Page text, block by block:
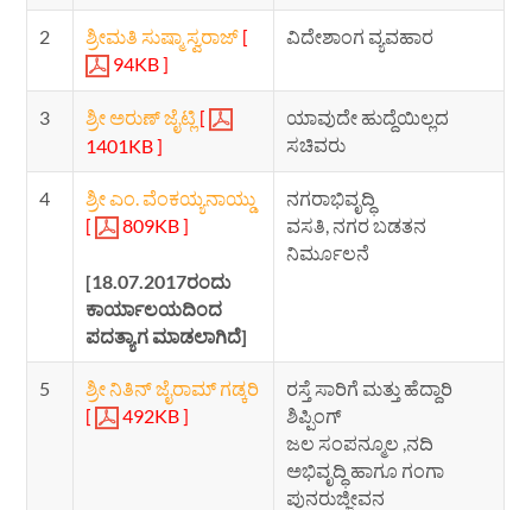
2 ಶ್ರೀಮತಿ ಸುಷ್ಮಾ ಸ್ವರಾಜ್ [
94KB ]
ವಿದೇಶಾಂಗ ವ್ಯವಹಾರ
3 ಶ್ರೀ ಅರುಣ್ ಜೈಟ್ಲಿ [
1401KB ]
ಯಾವುದೇ ಹುದ್ದೆಯಿಲ್ಲದ
ಸಚಿವರು
4
ಶ್ರೀ ಎಂ. ವೆಂಕಯ್ಯನಾಯ್ಡು
[
809KB ]
[18.07.2017ರಂದು
ಕಾರ್ಯಾಲಯದಿಂದ
ಪದತ್ಯಾಗ ಮಾಡಲಾಗಿದೆ]
ನಗರಾಭಿವೃದ್ಧಿ
ವಸತಿ, ನಗರ ಬಡತನ
ನಿರ್ಮೂಲನೆ
5
ಶ್ರೀ ನಿತಿನ್ ಜೈರಾಮ್ ಗಡ್ಕರಿ
[
492KB ]
ರಸ್ತೆ ಸಾರಿಗೆ ಮತ್ತು ಹೆದ್ದಾರಿ
ಶಿಪ್ಪಿಂಗ್
ಜಲ ಸಂಪನ್ಮೂಲ ,ನದಿ
ಅಭಿವೃದ್ಧಿ ಹಾಗೂ ಗಂಗಾ
ಪುನರುಜ್ಜೀವನ